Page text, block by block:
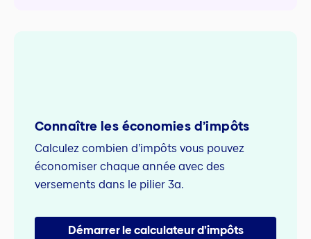
Connaître les économies d’impôts
Calculez combien d’impôts vous pouvez
économiser chaque année avec des
versements dans le pilier 3a.
Démarrer le calculateur d’impôts